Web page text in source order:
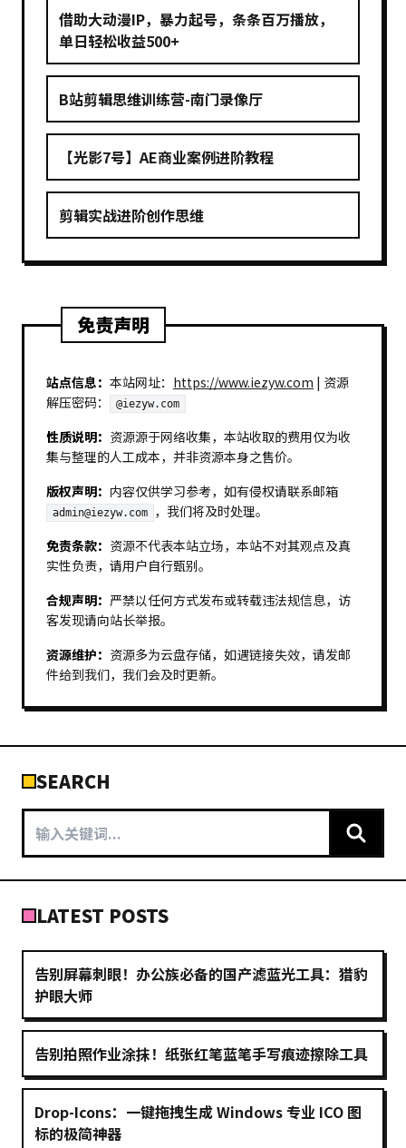
借助大动漫IP，暴力起号，条条百万播放，
单日轻松收益500+
B站剪辑思维训练营-南门录像厅
【光影7号】AE商业案例进阶教程
剪辑实战进阶创作思维
免责声明
站点信息： 本站网址： https://www.iezyw.com | 资源
解压密码：
@iezyw.com
性质说明： 资源源于网络收集，本站收取的费用仅为收
集与整理的人工成本，并非资源本身之售价。
版权声明： 内容仅供学习参考，如有侵权请联系邮箱
admin@iezyw.com
，我们将及时处理。
免责条款： 资源不代表本站立场，本站不对其观点及真
实性负责，请用户自行甄别。
合规声明： 严禁以任何方式发布或转载违法规信息，访
客发现请向站长举报。
资源维护： 资源多为云盘存储，如遇链接失效，请发邮
件给到我们，我们会及时更新。
SEARCH
LATEST POSTS
告别屏幕刺眼！办公族必备的国产滤蓝光工具：猎豹
护眼大师
告别拍照作业涂抹！纸张红笔蓝笔手写痕迹擦除工具
Drop-Icons：一键拖拽生成 Windows 专业 ICO 图
标的极简神器